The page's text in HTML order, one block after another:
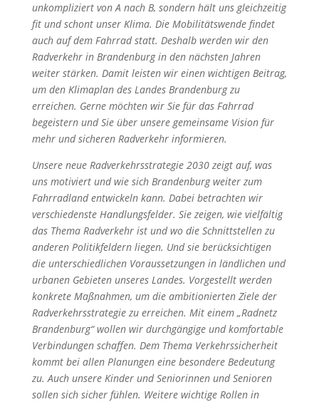
unkompliziert von A nach B, sondern hält uns gleichzeitig
fit und schont unser Klima. Die Mobilitätswende findet
auch auf dem Fahrrad statt. Deshalb werden wir den
Radverkehr in Brandenburg in den nächsten Jahren
weiter stärken. Damit leisten wir einen wichtigen Beitrag,
um den Klimaplan des Landes Brandenburg zu
erreichen. Gerne möchten wir Sie für das Fahrrad
begeistern und Sie über unsere gemeinsame Vision für
mehr und sicheren Radverkehr informieren.
Unsere neue Radverkehrsstrategie 2030 zeigt auf, was
uns motiviert und wie sich Brandenburg weiter zum
Fahrradland entwickeln kann. Dabei betrachten wir
verschiedenste Handlungsfelder. Sie zeigen, wie vielfältig
das Thema Radverkehr ist und wo die Schnittstellen zu
anderen Politikfeldern liegen. Und sie berücksichtigen
die unterschiedlichen Voraussetzungen in ländlichen und
urbanen Gebieten unseres Landes. Vorgestellt werden
konkrete Maßnahmen, um die ambitionierten Ziele der
Radverkehrsstrategie zu erreichen. Mit einem „Radnetz
Brandenburg“ wollen wir durchgängige und komfortable
Verbindungen schaffen. Dem Thema Verkehrssicherheit
kommt bei allen Planungen eine besondere Bedeutung
zu. Auch unsere Kinder und Seniorinnen und Senioren
sollen sich sicher fühlen. Weitere wichtige Rollen in